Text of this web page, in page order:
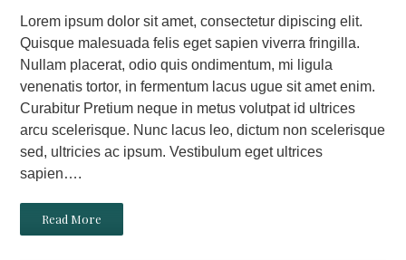
Lorem ipsum dolor sit amet, consectetur dipiscing elit.
Quisque malesuada felis eget sapien viverra fringilla.
Nullam placerat, odio quis ondimentum, mi ligula
venenatis tortor, in fermentum lacus ugue sit amet enim.
Curabitur Pretium neque in metus volutpat id ultrices
arcu scelerisque. Nunc lacus leo, dictum non scelerisque
sed, ultricies ac ipsum. Vestibulum eget ultrices
sapien….
Read More